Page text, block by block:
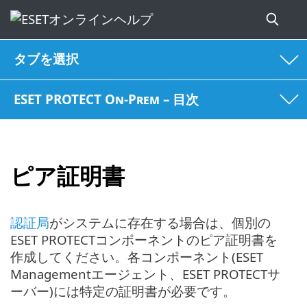
タブを選択
ESET PROTECT On-Prem – 目次
ピア証明書
認証局がシステムに存在する場合は、個別の
ESET PROTECTコンポーネントのピア証明書を
作成してください。各コンポーネント(ESET
Managementエージェント、ESET PROTECTサ
ーバー)には特定の証明書が必要です。